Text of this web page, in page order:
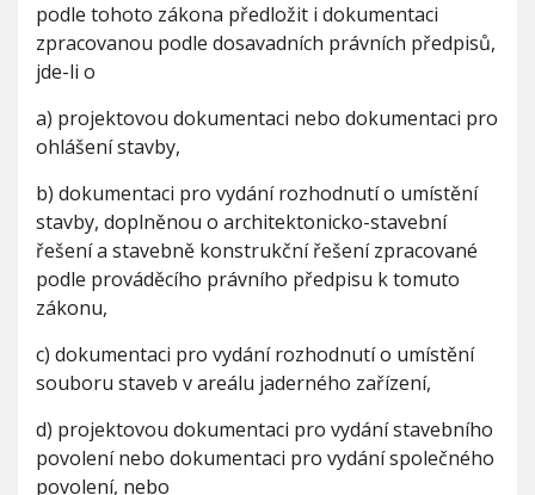
podle tohoto zákona předložit i dokumentaci
zpracovanou podle dosavadních právních předpisů,
jde-li o
a) projektovou dokumentaci nebo dokumentaci pro
ohlášení stavby,
b) dokumentaci pro vydání rozhodnutí o umístění
stavby, doplněnou o architektonicko-stavební
řešení a stavebně konstrukční řešení zpracované
podle prováděcího právního předpisu k tomuto
zákonu,
c) dokumentaci pro vydání rozhodnutí o umístění
souboru staveb v areálu jaderného zařízení,
d) projektovou dokumentaci pro vydání stavebního
povolení nebo dokumentaci pro vydání společného
povolení, nebo